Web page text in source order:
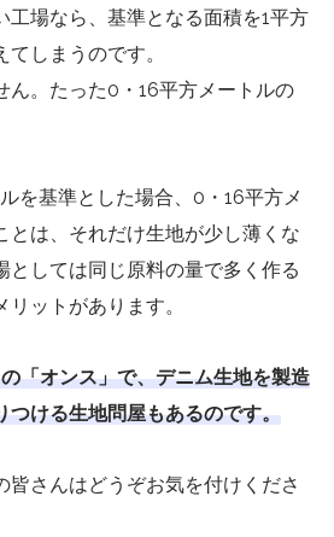
工場なら、基準となる面積を1平方
しまうのです。
ん。たった0・16平方メートルの
を基準とした場合、0・16平方メ
とは、それだけ生地が少し薄くな
としては同じ原料の量で多く作る
ットがあります。
「オンス」で、デニム生地を製造
つける生地問屋もあるのです。
皆さんはどうぞお気を付けくださ